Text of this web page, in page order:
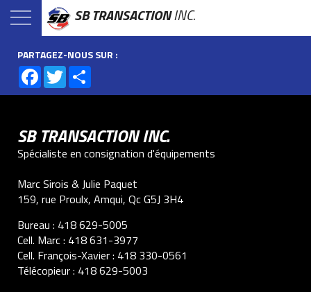
SB TRANSACTIONINC.
PARTAGEZ-NOUS SUR :
Facebook
Twitter
SB TRANSACTION INC.
Spécialiste en consignation d'équipements
Marc Sirois & Julie Paquet
159, rue Proulx, Amqui, Qc G5J 3H4
Bureau : 418 629-5005
Cell. Marc : 418 631-3977
Cell. François-Xavier : 418 330-0561
Télécopieur : 418 629-5003